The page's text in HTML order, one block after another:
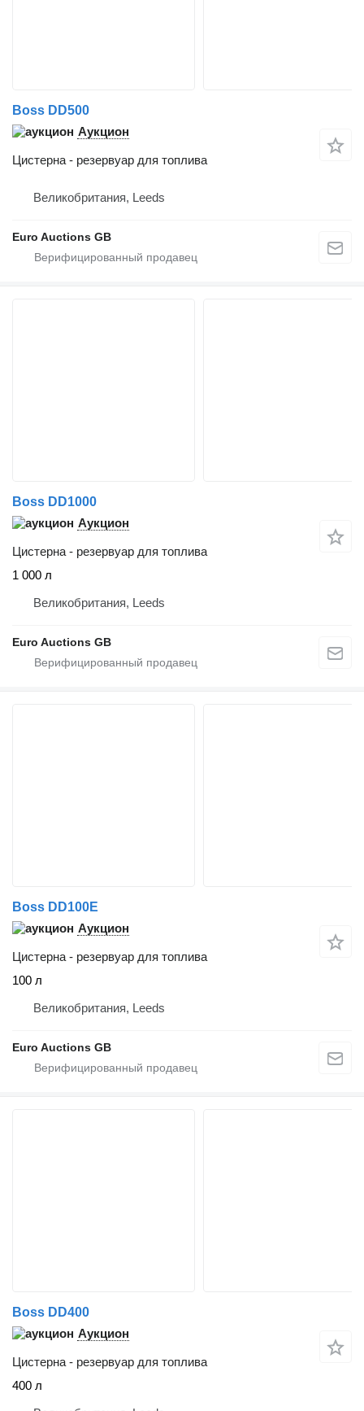
Boss DD500
Аукцион
Цистерна - резервуар для топлива
Великобритания, Leeds
Euro Auctions GB
Boss DD1000
Аукцион
Цистерна - резервуар для топлива
1 000 л
Великобритания, Leeds
Euro Auctions GB
Boss DD100E
Аукцион
Цистерна - резервуар для топлива
100 л
Великобритания, Leeds
Euro Auctions GB
Boss DD400
Аукцион
Цистерна - резервуар для топлива
400 л